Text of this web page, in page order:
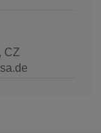
CZ